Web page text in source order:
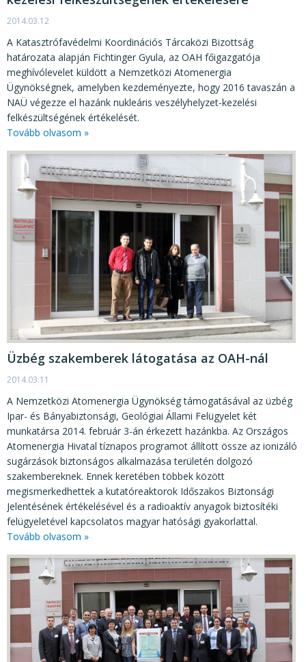
2014.03.12
A Katasztrófavédelmi Koordinációs Tárcaközi Bizottság
határozata alapján Fichtinger Gyula, az OAH főigazgatója
meghívólevelet küldött a Nemzetközi Atomenergia
Ügynökségnek, amelyben kezdeményezte, hogy 2016 tavaszán a
NAÜ végezze el hazánk nukleáris veszélyhelyzet-kezelési
felkészültségének értékelését.
Tovább olvasom »
Üzbég szakemberek látogatása az OAH-nál
2014.03.11
A Nemzetközi Atomenergia Ügynökség támogatásával az üzbég
Ipar- és Bányabiztonsági, Geológiai Állami Felügyelet két
munkatársa 2014. február 3-án érkezett hazánkba. Az Országos
Atomenergia Hivatal tíznapos programot állított össze az ionizáló
sugárzások biztonságos alkalmazása területén dolgozó
szakembereknek. Ennek keretében többek között
megismerkedhettek a kutatóreaktorok Időszakos Biztonsági
Jelentésének értékelésével és a radioaktív anyagok biztosítéki
felügyeletével kapcsolatos magyar hatósági gyakorlattal.
Tovább olvasom »